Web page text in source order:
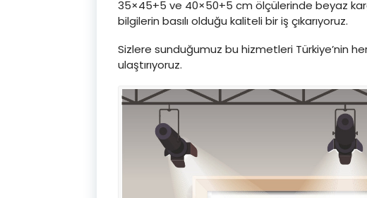
35×45+5 ve 40×50+5 cm ölçülerinde beyaz
bilgilerin basılı olduğu kaliteli bir iş çıkarıyoruz.
Sizlere sunduğumuz bu hizmetleri Türkiye’nin
ulaştırıyoruz.